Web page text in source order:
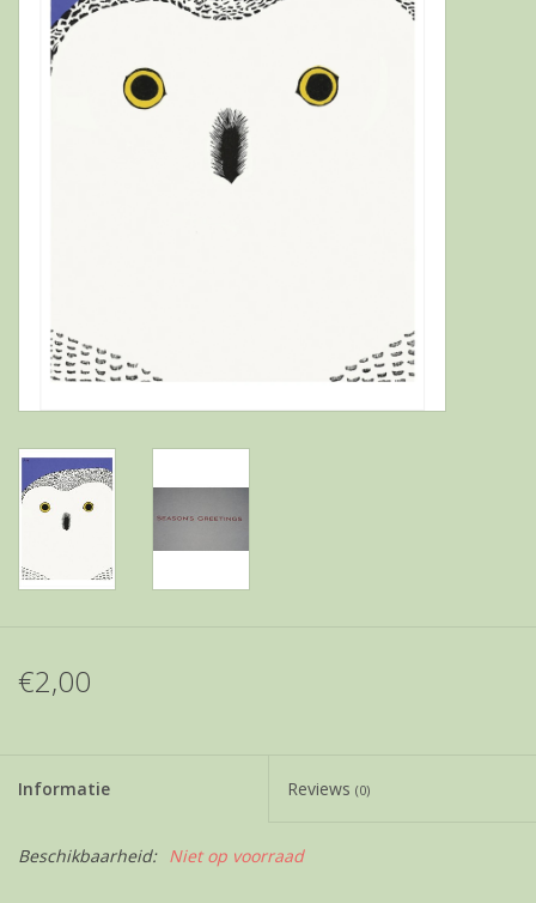
€2,00
Informatie Reviews (0)
Beschikbaarheid: Niet op voorraad